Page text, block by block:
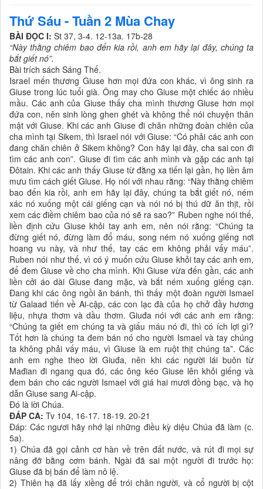
Thứ Sáu - Tuần 2 Mùa Chay
BÀI ĐỌC I: St 37, 3-4. 12-13a. 17b-28
“Này thằng chiêm bao đến kia rồi, anh em hãy lại đây, chúng ta
bắt giết nó”.
Bài trích sách Sáng Thế.
Israel mến thương Giuse hơn mọi đứa con khác, vì ông sinh ra
Giuse trong lúc tuổi già. Ông may cho Giuse một chiếc áo nhiều
mầu. Các anh của Giuse thấy cha mình thương Giuse hơn mọi
đứa con, nên sinh lòng ghen ghét và không thể nói chuyện thân
mật với Giuse. Khi các anh Giuse đi chăn những đoàn chiên của
cha mình tại Sikem, thì Israel nói với Giuse: “Có phải các anh con
đang chăn chiên ở Sikem không? Con hãy lại đây, cha sai con đi
tìm các anh con”. Giuse đi tìm các anh mình và gặp các anh tại
Ðôtain. Khi các anh thấy Giuse từ đằng xa tiến lại gần, họ liền âm
mưu tìm cách giết Giuse. Họ nói với nhau rằng: “Này thằng chiêm
bao đến kia rồi, anh em hãy lại đây, chúng ta bắt giết nó, ném
xác nó xuống một cái giếng cạn và nói nó bị thú dữ ăn thịt, rồi
xem các điềm chiêm bao của nó sẽ ra sao?” Ruben nghe nói thế,
liền định cứu Giuse khỏi tay anh em, nên nói rằng: “Chúng ta
đừng giết nó, đừng làm đổ máu, song ném nó xuống giếng nơi
hoang vu này, và như thế, tay các em không phải vấy máu”.
Ruben nói như thế, vì có ý muốn cứu Giuse khỏi tay các anh em,
để đem Giuse về cho cha mình. Khi Giuse vừa đến gần, các anh
liền cởi áo dài Giuse đang mặc, và bắt ném xuống giếng cạn.
Ðang khi các ông ngồi ăn bánh, thì thấy một đoàn người Ismael
từ Galaad tiến về Ai-cập, các con lạc đà của họ chở đầy hương
liệu, nhựa thơm và dầu thơm. Giuđa nói với các anh em rằng:
“Chúng ta giết em chúng ta và giấu máu nó đi, thì có ích lợi gì?
Tốt hơn là chúng ta đem bán nó cho người Ismael và tay chúng
ta không phải vấy máu, vì Giuse là em ruột thịt chúng ta”. Các
anh em nghe theo lời Giuđa, nên khi các người lái buôn từ
Mađian đi ngang qua đó, các ông kéo Giuse lên khỏi giếng và
đem bán cho các người Ismael với giá hai mươi đồng bạc, và họ
dẫn Giuse sang Ai-cập.
Ðó là lời Chúa.
ĐÁP CA: Tv 104, 16-17. 18-19. 20-21
Ðáp: Các ngươi hãy nhớ lại những điều kỳ diệu Chúa đã làm (c.
5a).
1) Chúa đã gọi cảnh cơ hàn về trên đất nước, và rút đi mọi sự
nâng đỡ bằng cơm bánh. Ngài đã sai một người đi trước họ:
Giuse đã bị bán để làm nô lệ.
2) Thiên hạ đã lấy xiềng để trói chân người, và cổ người bị cột